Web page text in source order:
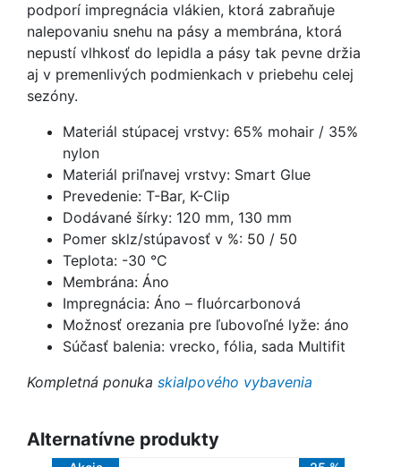
podporí impregnácia vlákien, ktorá zabraňuje
nalepovaniu snehu na pásy a membrána, ktorá
nepustí vlhkosť do lepidla a pásy tak pevne držia
aj v premenlivých podmienkach v priebehu celej
sezóny.
Materiál stúpacej vrstvy: 65% mohair / 35%
nylon
Materiál priľnavej vrstvy: Smart Glue
Prevedenie: T-Bar, K-Clip
Dodávané šírky: 120 mm, 130 mm
Pomer sklz/stúpavosť v %: 50 / 50
Teplota: -30 °C
Membrána: Áno
Impregnácia: Áno – fluórcarbonová
Možnosť orezania pre ľubovoľné lyže: áno
Súčasť balenia: vrecko, fólia, sada Multifit
Kompletná ponuka skialpového vybavenia
Alternatívne produkty